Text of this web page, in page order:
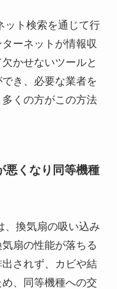
ット検索を通じて行
ーネットが情報収
かせないツールと
き、必要な業者を
くの方がこの方法
悪くなり同等機種
、換気扇の吸い込み
扇の性能が落ちる
されず、カビや結
、同等機種への交